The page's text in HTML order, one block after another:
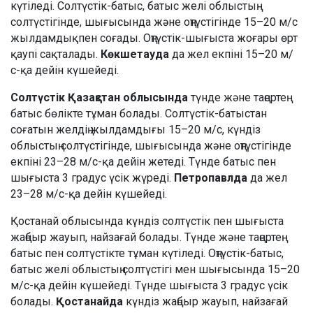
күтіледі. Солтүстік-батыс, батыс желі облыстың
солтүстігінде, шығысында және оңтүстігінде 15–20 м/с
жылдамдықпен соғады. Оңтүстік-шығыста жоғары өрт
қаупі сақталады. Көкшетауда да жел екпіні 15–20 м/
с-қа дейін күшейеді.
Солтүстік Қазақстан облысында түнде және таңертең
батыс бөлікте тұман болады. Солтүстік-батыстан
соғатын желдің жылдамдығы 15–20 м/с, күндіз
облыстың солтүстігінде, шығысында және оңтүстігінде
екпіні 23–28 м/с-қа дейін жетеді. Түнде батыс пен
шығыста 3 градус үсік жүреді. Петропавлда да жел
23–28 м/с-қа дейін күшейеді.
Қостанай облысында күндіз солтүстік пен шығыста
жаңбыр жауып, найзағай болады. Түнде және таңертең
батыс пен солтүстікте тұман күтіледі. Оңтүстік-батыс,
батыс желі облыстың солтүстігі мен шығысында 15–20
м/с-қа дейін күшейеді. Түнде шығыста 3 градус үсік
болады. Қостанайда күндіз жаңбыр жауып, найзағай